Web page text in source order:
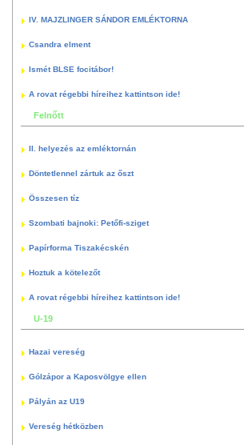
IV. MAJZLINGER SÁNDOR EMLÉKTORNA
Csandra elment
Ismét BLSE focitábor!
A rovat régebbi híreihez kattintson ide!
Felnőtt
II. helyezés az emléktornán
Döntetlennel zártuk az őszt
Összesen tíz
Szombati bajnoki: Petőfi-sziget
Papírforma Tiszakécskén
Hoztuk a kötelezőt
A rovat régebbi híreihez kattintson ide!
U-19
Hazai vereség
Gólzápor a Kaposvölgye ellen
Pályán az U19
Vereség hétközben